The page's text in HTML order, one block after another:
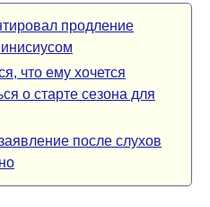
продление
что ему хочется
о старте сезона для
после слухов